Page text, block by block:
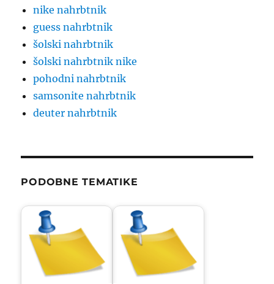
nike nahrbtnik
guess nahrbtnik
šolski nahrbtnik
šolski nahrbtnik nike
pohodni nahrbtnik
samsonite nahrbtnik
deuter nahrbtnik
PODOBNE TEMATIKE